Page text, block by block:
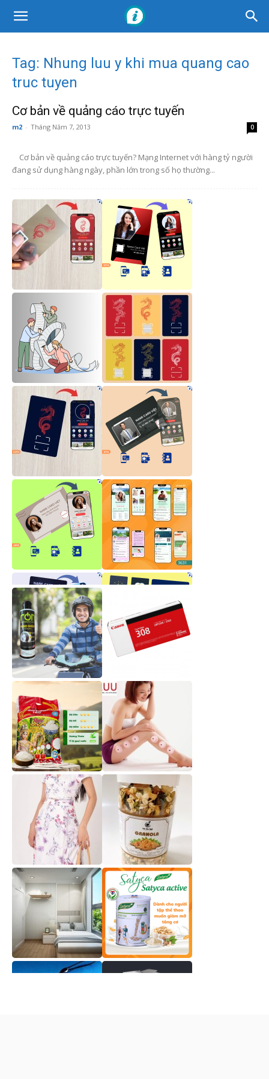
Tag: Nhung luu y khi mua quang cao
truc tuyen
Cơ bản về quảng cáo trực tuyến
m2 - Tháng Năm 7, 2013 0
Cơ bản về quảng cáo trực tuyến? Mạng Internet với hàng tỷ người
đang sử dụng hàng ngày, phần lớn trong số họ thường...